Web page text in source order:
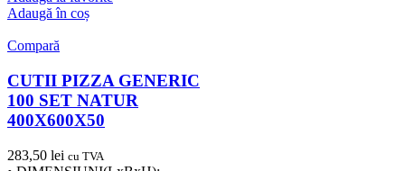
Adaugă în coș
Compară
CUTII PIZZA GENERIC
100 SET NATUR
400X600X50
283,50 lei cu TVA